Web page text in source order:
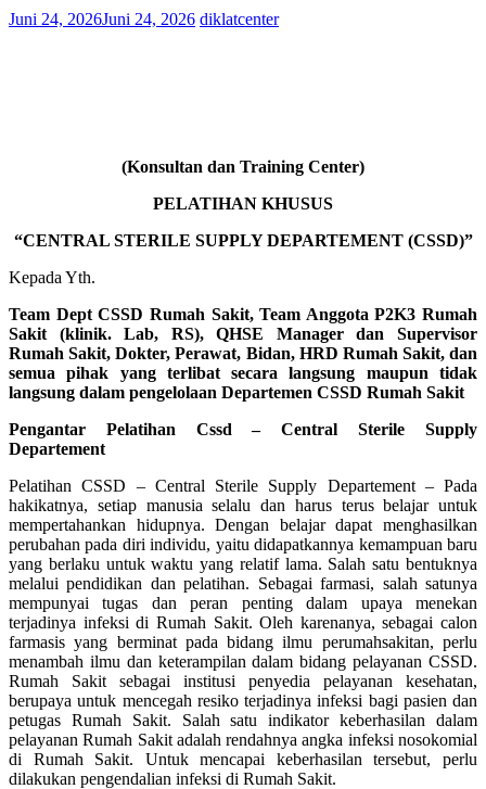
Juni 24, 2026Juni 24, 2026 diklatcenter
(Konsultan dan Training Center)
PELATIHAN KHUSUS
“CENTRAL STERILE SUPPLY DEPARTEMENT (CSSD)”
Kepada Yth.
Team Dept CSSD Rumah Sakit, Team Anggota P2K3 Rumah
Sakit (klinik. Lab, RS), QHSE Manager dan Supervisor
Rumah Sakit, Dokter, Perawat, Bidan, HRD Rumah Sakit, dan
semua pihak yang terlibat secara langsung maupun tidak
langsung dalam pengelolaan Departemen CSSD Rumah Sakit
Pengantar Pelatihan Cssd – Central Sterile Supply
Departement
Pelatihan CSSD – Central Sterile Supply Departement – Pada
hakikatnya, setiap manusia selalu dan harus terus belajar untuk
mempertahankan hidupnya. Dengan belajar dapat menghasilkan
perubahan pada diri individu, yaitu didapatkannya kemampuan baru
yang berlaku untuk waktu yang relatif lama. Salah satu bentuknya
melalui pendidikan dan pelatihan. Sebagai farmasi, salah satunya
mempunyai tugas dan peran penting dalam upaya menekan
terjadinya infeksi di Rumah Sakit. Oleh karenanya, sebagai calon
farmasis yang berminat pada bidang ilmu perumahsakitan, perlu
menambah ilmu dan keterampilan dalam bidang pelayanan CSSD.
Rumah Sakit sebagai institusi penyedia pelayanan kesehatan,
berupaya untuk mencegah resiko terjadinya infeksi bagi pasien dan
petugas Rumah Sakit. Salah satu indikator keberhasilan dalam
pelayanan Rumah Sakit adalah rendahnya angka infeksi nosokomial
di Rumah Sakit. Untuk mencapai keberhasilan tersebut, perlu
dilakukan pengendalian infeksi di Rumah Sakit.